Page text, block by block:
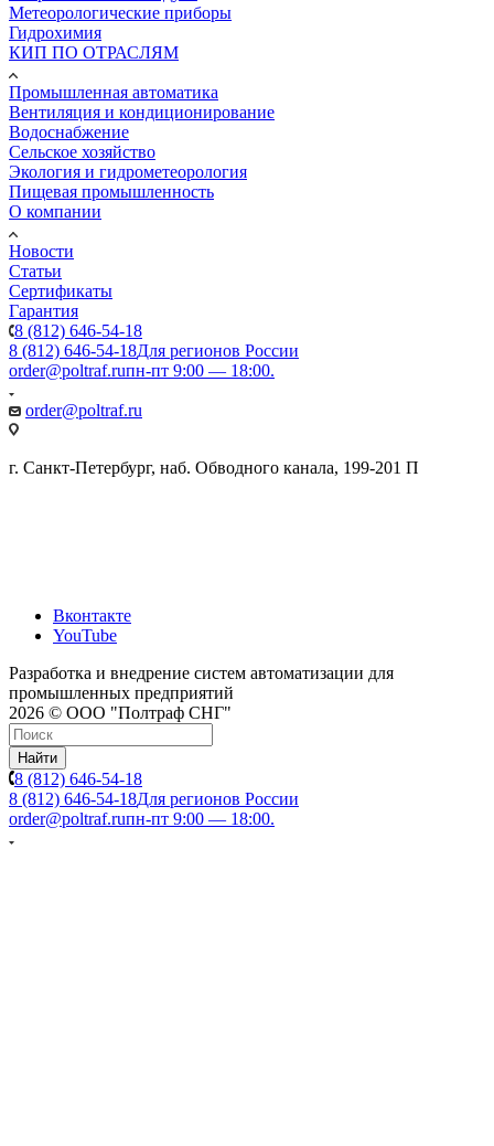
Метеорологические приборы
Гидрохимия
КИП ПО ОТРАСЛЯМ
Промышленная автоматика
Вентиляция и кондиционирование
Водоснабжение
Сельское хозяйство
Экология и гидрометеорология
Пищевая промышленность
О компании
Новости
Статьи
Сертификаты
Гарантия
8 (812) 646-54-18
8 (812) 646-54-18Для регионов России
order@poltraf.ruпн-пт 9:00 — 18:00.
order@poltraf.ru
г. Санкт-Петербург, наб. Обводного канала, 199-201 П
Вконтакте
YouTube
Разработка и внедрение систем автоматизации для
промышленных предприятий
2026 © ООО "Полтраф СНГ"
Найти
8 (812) 646-54-18
8 (812) 646-54-18Для регионов России
order@poltraf.ruпн-пт 9:00 — 18:00.